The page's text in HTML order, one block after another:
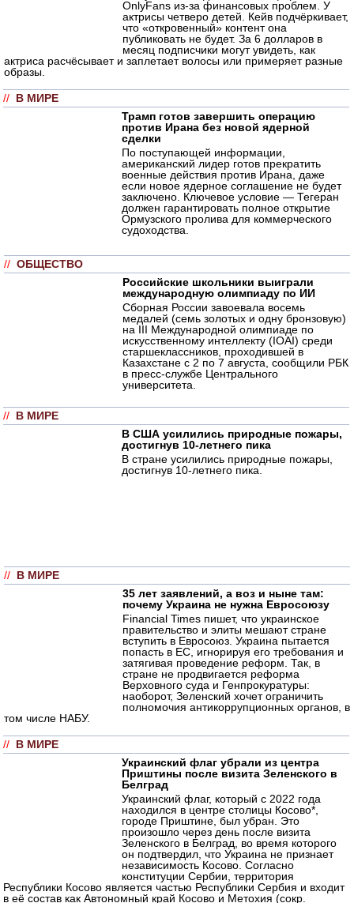
OnlyFans из-за финансовых проблем. У
актрисы четверо детей. Кейв подчёркивает,
что «откровенный» контент она
публиковать не будет. За 6 долларов в
месяц подписчики могут увидеть, как
актриса расчёсывает и заплетает волосы или примеряет разные
образы.
// В МИРЕ
Трамп готов завершить операцию
против Ирана без новой ядерной
сделки
По поступающей информации,
американский лидер готов прекратить
военные действия против Ирана, даже
если новое ядерное соглашение не будет
заключено. Ключевое условие — Тегеран
должен гарантировать полное открытие
Ормузского пролива для коммерческого
судоходства.
// ОБЩЕСТВО
Российские школьники выиграли
международную олимпиаду по ИИ
Сборная России завоевала восемь
медалей (семь золотых и одну бронзовую)
на III Международной олимпиаде по
искусственному интеллекту (IOAI) среди
старшеклассников, проходившей в
Казахстане с 2 по 7 августа, сообщили РБК
в пресс-службе Центрального
университета.
// В МИРЕ
В США усилились природные пожары,
достигнув 10-летнего пика
В стране усилились природные пожары,
достигнув 10-летнего пика.
// В МИРЕ
35 лет заявлений, а воз и ныне там:
почему Украина не нужна Евросоюзу
Financial Times пишет, что украинское
правительство и элиты мешают стране
вступить в Евросоюз. Украина пытается
попасть в ЕС, игнорируя его требования и
затягивая проведение реформ. Так, в
стране не продвигается реформа
Верховного суда и Генпрокуратуры:
наоборот, Зеленский хочет ограничить
полномочия антикоррупционных органов, в
том числе НАБУ.
// В МИРЕ
Украинский флаг убрали из центра
Приштины после визита Зеленского в
Белград
Украинский флаг, который с 2022 года
находился в центре столицы Косово*,
городе Приштине, был убран. Это
произошло через день после визита
Зеленского в Белград, во время которого
он подтвердил, что Украина не признает
независимость Косово. Согласно
конституции Сербии, территория
Республики Косово является частью Республики Сербия и входит
в её состав как Автономный край Косово и Метохия (сокр.